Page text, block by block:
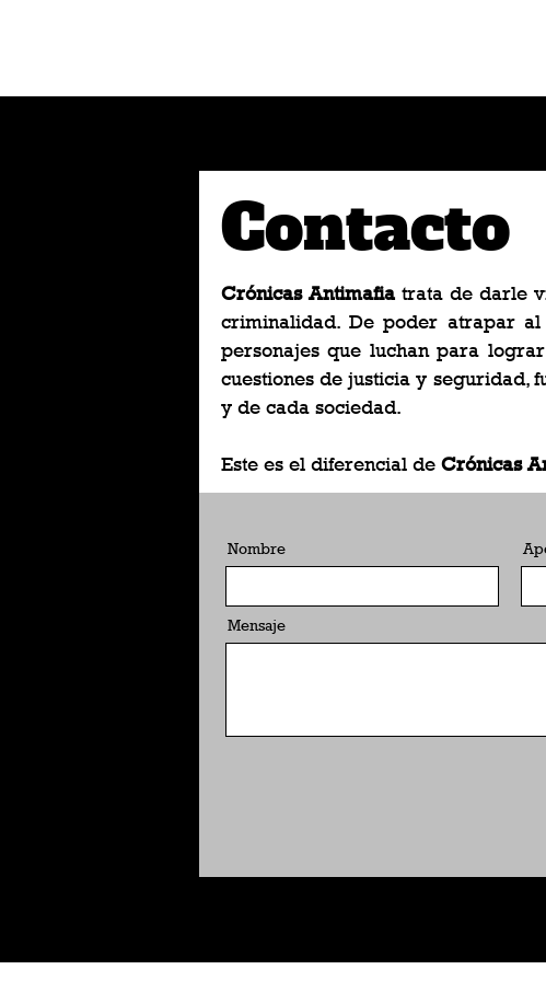
Contacto
Crónicas Antimafiatrata de darle
criminalidad. De poder atrapar
personajes que luchan para
cuestiones de justicia y seguridad,
y de cada sociedad.
Este es el diferencial de Crónicas
Nombre
Mensaje